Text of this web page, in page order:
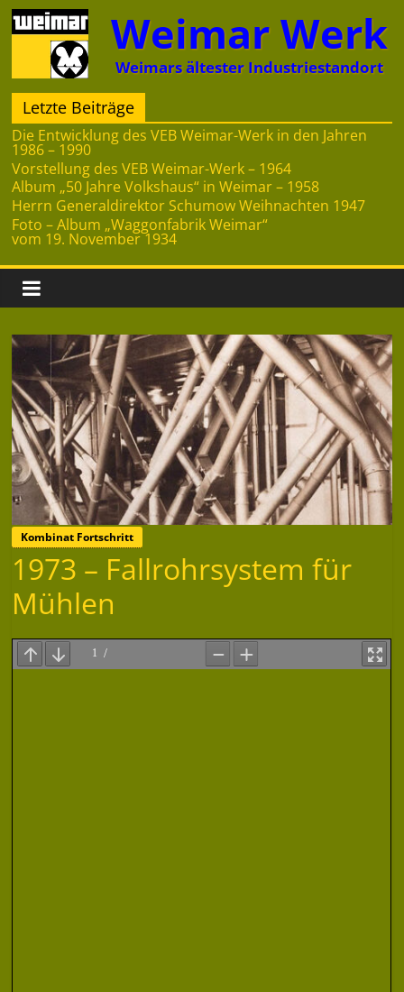
Zum
Inhalt
springen
Weimar Werk
Weimars ältester Industriestandort
Letzte Beiträge
Die Entwicklung des VEB Weimar-Werk in den Jahren
1986 – 1990
Vorstellung des VEB Weimar-Werk – 1964
Album „50 Jahre Volkshaus“ in Weimar – 1958
Herrn Generaldirektor Schumow Weihnachten 1947
Foto – Album „Waggonfabrik Weimar“
vom 19. November 1934
Kombinat Fortschritt
1973 – Fallrohrsystem für
Mühlen